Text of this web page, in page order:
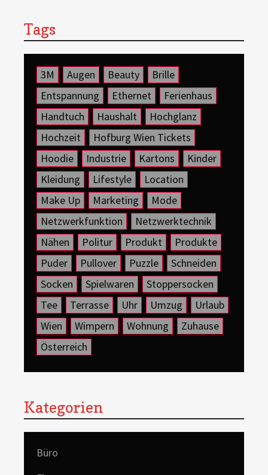
Tags
3M Augen Beauty
Brille
Entspannung
Ethernet
Ferienhaus
Handtuch
Haushalt
Hochglanz
Hochzeit
Hofburg Wien Tickets
Hoodie
Industrie Kartons
Kinder
Kleidung
Lifestyle
Location
Make Up
Marketing
Mode
Netzwerkfunktion
Netzwerktechnik
Nähen
Politur Produkt
Produkte
Puder
Pullover Puzzle
Schneiden
Socken
Spielwaren
Stoppersocken
Tee
Terrasse Uhr Umzug
Urlaub
Wien
Wimpern Wohnung
Zuhause
Österreich
Kategorien
Büro